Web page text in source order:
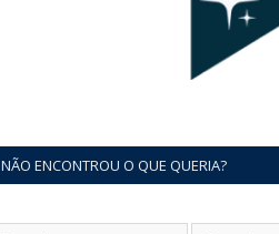
NÃO ENCONTROU O QUE QUERIA?